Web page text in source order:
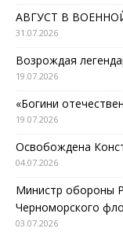
АВГУСТ В
31.07.2026
Возрождая
19.07.2026
«Богини
19.07.2026
Освобождена
04.07.2026
Министр обороны
Черноморского
03.07.2026